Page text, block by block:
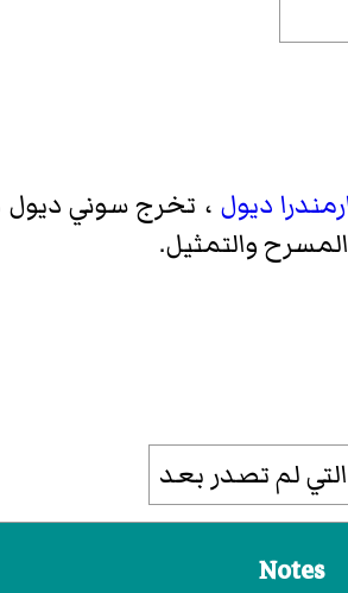
ديول ، تخرج سوني
والتمثيل.
لم تصدر بعد
Notes